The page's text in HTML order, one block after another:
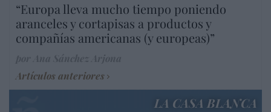
“Europa lleva mucho tiempo poniendo
aranceles y cortapisas a productos y
compañías americanas (y europeas)”
Artículos anteriores
LA CASA BLANCA